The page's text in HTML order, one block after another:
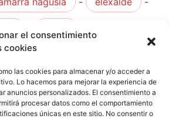
el consentimiento
cookies
las cookies para almacenar y/o acceder a
Lo hacemos para mejorar la experiencia de
anuncios personalizados. El consentimiento a
procesar datos como el comportamiento
únicas en este sitio. No consentir o
ceuta